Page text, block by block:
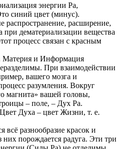
энергии Ра,
синий цвет (минус).
распространение, расширение,
при дематериализации вещества
процесс связан с красным
Материя и Информация
При взаимодействии
вашего мозга и
разумления. Вокруг
магнита» вашей головы,
– поле, – Дух Ра.
Духа – цвет Жизни, т. е.
всё разнообразие красок и
порождается радуга. Эти три